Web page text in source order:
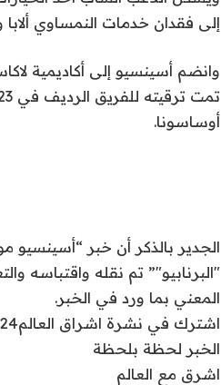
إلى فقدان خدمات النمساوي
أوساسونا.
الجدير بالذكر أن خبر “أسينسيو
المعني بما ورد في الخبر.
اشترك في نشرة اشراق العالم24 الإخبارية
الخبر لحظة بلحظة
اشرق مع العالم